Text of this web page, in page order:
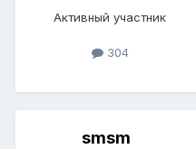
Активный участник
304
smsm